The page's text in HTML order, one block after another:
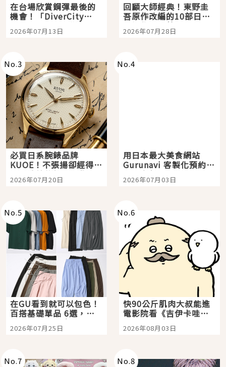
在台場欣賞鋼彈最後的
機會！「DiverCity
Tokyo Plaza」搭船、
購物、美食及夜景，一
2026年07月13日
回顧大師經典！東野圭
吾原作改編的10部日本
影視作品推薦
2026年07月28日
No.3
必買日系腕錶品牌
KUOE！不張揚卻經得起
時間洗鍊的經典之作五
選
2026年07月20日
No.4
用日本最大美食網站
Gurunavi 客製化預約九
大都市餐廳，打造專屬
美食體驗！
2026年07月03日
No.5
在GU看到就可以包色！
百搭基礎單品 6選，閉
眼全收也不心疼
2026年07月25日
No.6
快90公斤肌肉大叔能進
電影院看《吉伊卡哇》
嗎？日本重金屬樂團
「打首」會長與nagano
2026年08月03日
No.7 No.8